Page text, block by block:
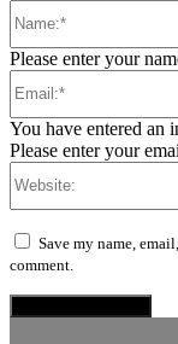
Please enter your
You have entered an
Please enter your
Save my name,
comment.